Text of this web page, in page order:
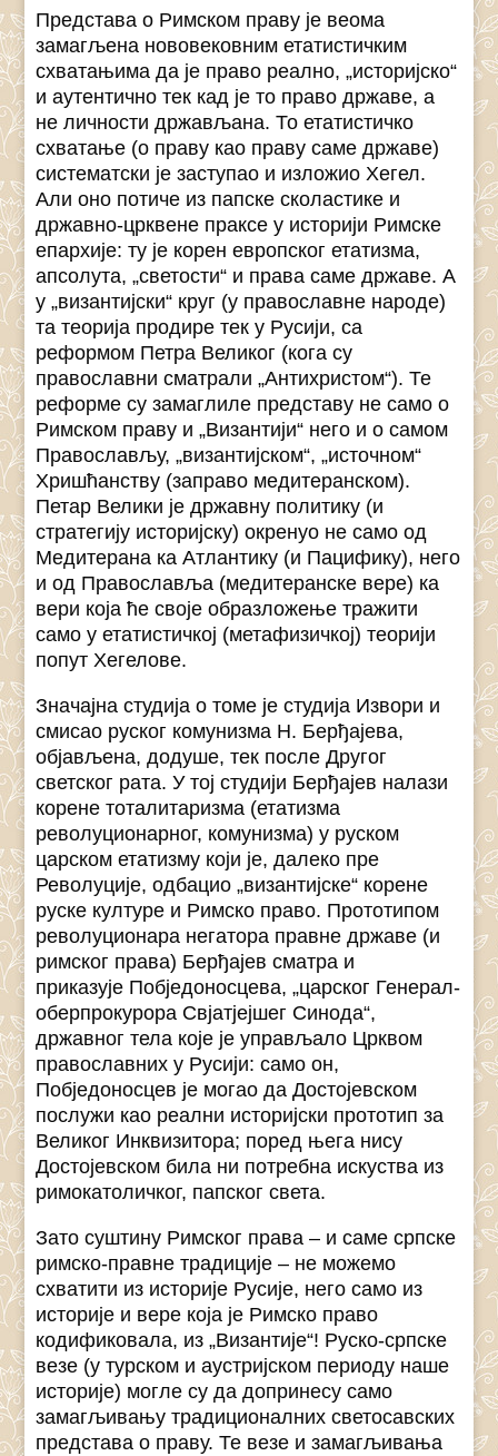
Представа о Римском праву је веома
замагљена нововековним етатистичким
схватањима да је право реално, „историјско“
и аутентично тек кад је то право државе, а
не личности држављана. То етатистичко
схватање (о праву као праву саме државе)
систематски је заступао и изложио Хегел.
Али оно потиче из папске сколастике и
државно-црквене праксе у историји Римске
епархије: ту је корен европског етатизма,
апсолута, „светости“ и права саме државе. А
у „византијски“ круг (у православне народе)
та теорија продире тек у Русији, са
реформом Петра Великог (кога су
православни сматрали „Антихристом“). Те
реформе су замаглиле представу не само о
Римском праву и „Византији“ него и о самом
Православљу, „византијском“, „источном“
Хришћанству (заправо медитеранском).
Петар Велики је државну политику (и
стратегију историјску) окренуо не само од
Медитерана ка Атлантику (и Пацифику), него
и од Православља (медитеранске вере) ка
вери која ће своје образложење тражити
само у етатистичкој (метафизичкој) теорији
попут Хегелове.
Значајна студија о томе је студија Извори и
смисао руског комунизма Н. Берђајева,
објављена, додуше, тек после Другог
светског рата. У тој студији Берђајев налази
корене тоталитаризма (етатизма
револуционарног, комунизма) у руском
царском етатизму који је, далеко пре
Револуције, одбацио „византијске“ корене
руске културе и Римско право. Прототипом
револуционара негатора правне државе (и
римског права) Берђајев сматра и
приказује Побједоносцева, „царског Генерал-
оберпрокурора Свјатјејшег Синода“,
државног тела које је управљало Црквом
православних у Русији: само он,
Побједоносцев је могао да Достојевском
послужи као реални историјски прототип за
Великог Инквизитора; поред њега нису
Достојевском била ни потребна искуства из
римокатоличког, папског света.
Зато суштину Римског права – и саме српске
римско-правне традиције – не можемо
схватити из историје Русије, него само из
историје и вере која је Римско право
кодификовала, из „Византије“! Руско-српске
везе (у турском и аустријском периоду наше
историје) могле су да допринесу само
замагљивању традиционалних светосавских
представа о праву. Те везе и замагљивања